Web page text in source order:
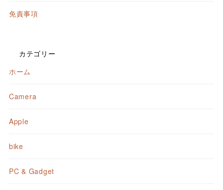
免責事項
カテゴリー
ホーム
Camera
Apple
bike
PC & Gadget